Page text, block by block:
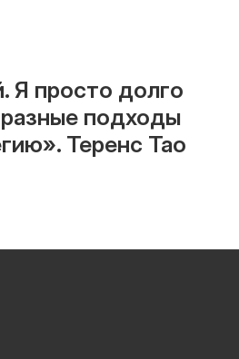
Я просто долго
подходы
Теренс Тао